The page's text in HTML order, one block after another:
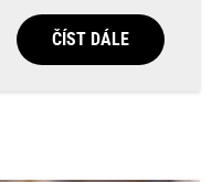
ČÍST DÁLE